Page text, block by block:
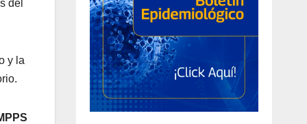
del
y la